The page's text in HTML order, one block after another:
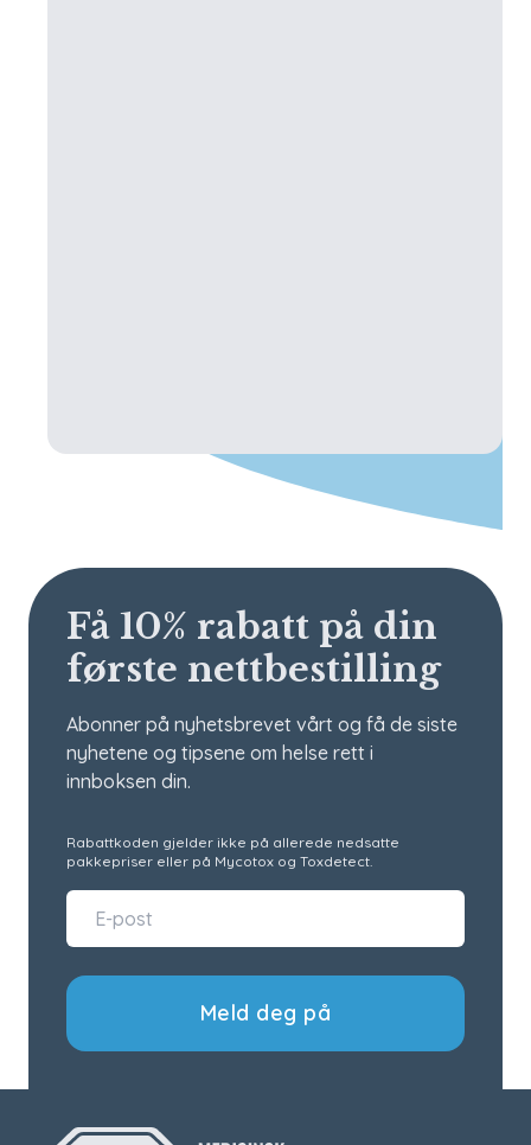
Få 10% rabatt på din
første nettbestilling
Abonner på nyhetsbrevet vårt og få de siste
nyhetene og tipsene om helse rett i
innboksen din.
Rabattkoden gjelder ikke på allerede nedsatte
pakkepriser eller på Mycotox og Toxdetect.
Meld deg på